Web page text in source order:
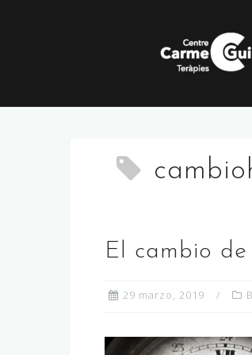
El cambio
29 marzo, 2019